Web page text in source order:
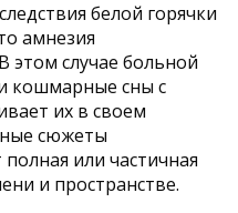
белой горячки
амнезия
этом случае больной
кошмарные сны с
их в своем
сюжеты
или частичная
и пространстве.